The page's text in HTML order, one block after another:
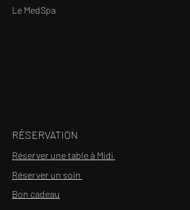
Le MedSpa
RÉSERVATION
Réserver une table à Midi
Réserver un soin
Bon cadeau